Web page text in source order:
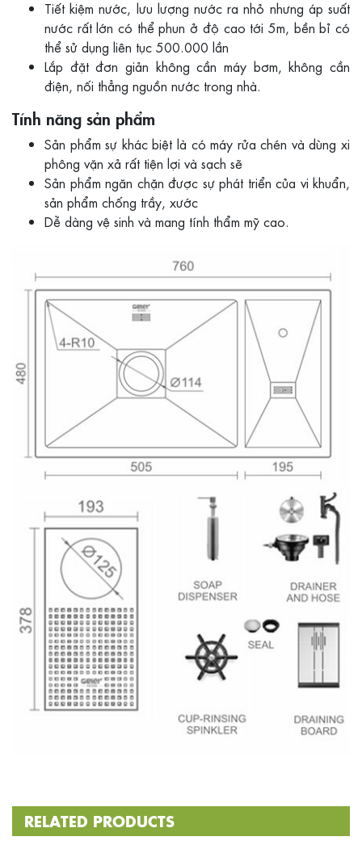
Tiết kiệm nước, lưu lượng nước ra nhỏ nhưng áp suất
nước rất lớn có thể phun ở độ cao tới 5m, bền bỉ có
thể sử dụng liên tục 500.000 lần
Lắp đặt đơn giản không cần máy bơm, không cần
điện, nối thẳng nguồn nước trong nhà.
Tính năng sản phẩm
Sản phẩm sự khác biệt là có máy rửa chén và dùng xi
phông vặn xả rất tiện lợi và sạch sẽ
Sản phẩm ngăn chặn được sự phát triển của vi khuẩn,
sản phẩm chống trầy, xước
Dễ dàng vệ sinh và mang tính thẩm mỹ cao.
RELATED PRODUCTS